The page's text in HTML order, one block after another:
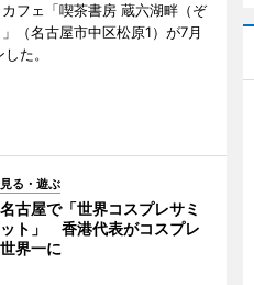
フェ「喫茶書房 蔵六湖畔（ぞ
（名古屋市中区松原1）が7月
た。
見る・遊ぶ
名古屋で「世界コスプレサミ
ット」 香港代表がコスプレ
世界一に